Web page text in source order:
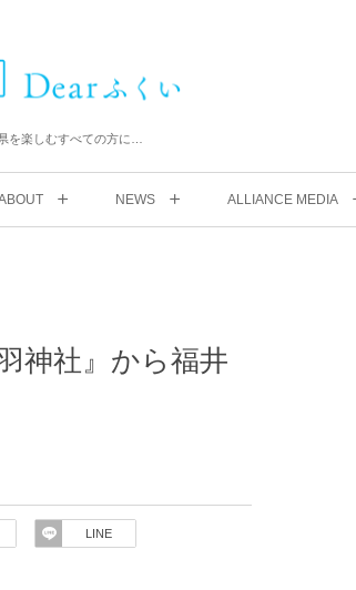
を楽しむすべての方に…
NEWS ALLIANCE MEDIA
神社』から福井
LINE